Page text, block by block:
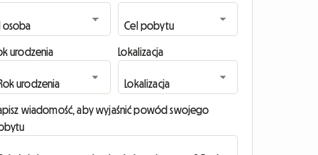
urodzenia Lokalizacja
wiadomość, aby wyjaśnić powód swojego